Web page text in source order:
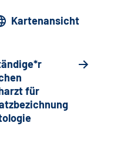
Kartenansicht
für